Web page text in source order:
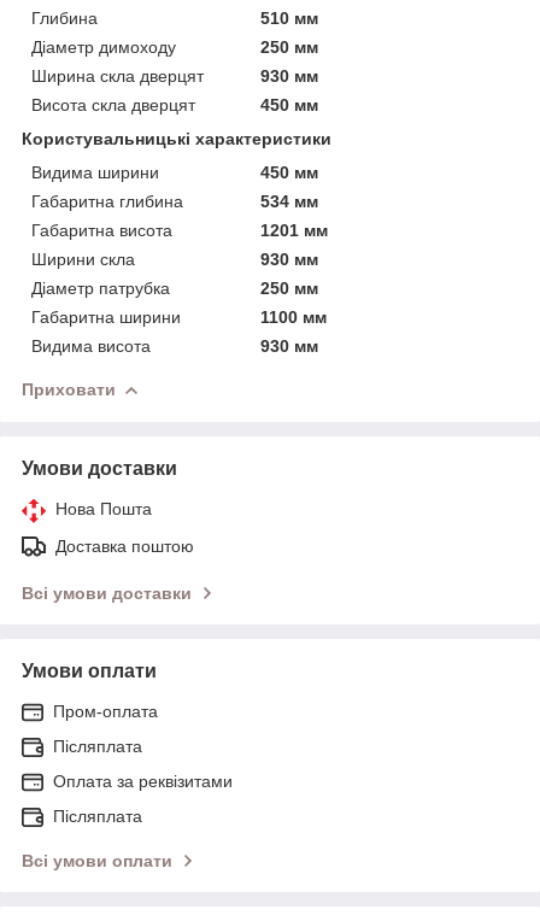
Глибина
510 мм
Діаметр димоходу
250 мм
Ширина скла дверцят
930 мм
Висота скла дверцят
450 мм
Користувальницькі характеристики
Видима ширини
450 мм
Габаритна глибина
534 мм
Габаритна висота
1201 мм
Ширини скла
930 мм
Діаметр патрубка
250 мм
Габаритна ширини
1100 мм
Видима висота
930 мм
Приховати
Умови доставки
Нова Пошта
Доставка поштою
Всі умови доставки
Умови оплати
Пром-оплата
Післяплата
Оплата за реквізитами
Післяплата
Всі умови оплати